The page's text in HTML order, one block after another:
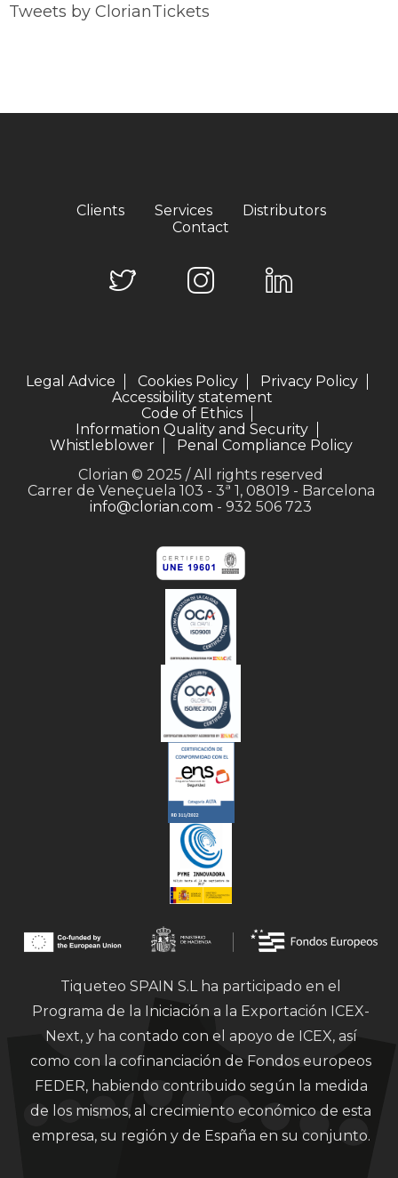
Tweets by ClorianTickets
Clients Services
Distributors
Contact
Legal Advice Cookies Policy
Privacy Policy
Accessibility statement
Code of Ethics
Information Quality and Security
Whistleblower
Penal Compliance Policy
Clorian © 2025 / All rights reserved
Carrer de Veneçuela 103 - 3ª 1, 08019 - Barcelona
info@clorian.com - 932 506 723
Tiqueteo SPAIN S.L ha participado en el
Programa de la Iniciación a la Exportación ICEX-
Next, y ha contado con el apoyo de ICEX, así
como con la cofinanciación de Fondos europeos
FEDER, habiendo contribuido según la medida
de los mismos, al crecimiento económico de esta
empresa, su región y de España en su conjunto.